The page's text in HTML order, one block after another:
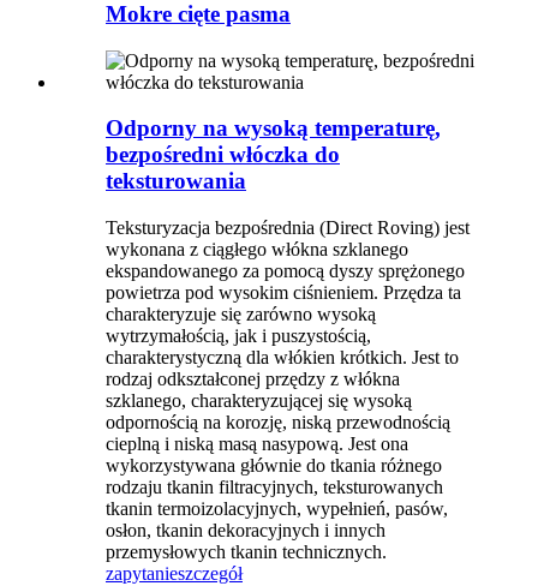
Mokre cięte pasma
Odporny na wysoką temperaturę,
bezpośredni włóczka do
teksturowania
Teksturyzacja bezpośrednia (Direct Roving) jest
wykonana z ciągłego włókna szklanego
ekspandowanego za pomocą dyszy sprężonego
powietrza pod wysokim ciśnieniem. Przędza ta
charakteryzuje się zarówno wysoką
wytrzymałością, jak i puszystością,
charakterystyczną dla włókien krótkich. Jest to
rodzaj odkształconej przędzy z włókna
szklanego, charakteryzującej się wysoką
odpornością na korozję, niską przewodnością
cieplną i niską masą nasypową. Jest ona
wykorzystywana głównie do tkania różnego
rodzaju tkanin filtracyjnych, teksturowanych
tkanin termoizolacyjnych, wypełnień, pasów,
osłon, tkanin dekoracyjnych i innych
przemysłowych tkanin technicznych.
zapytanieszczegół